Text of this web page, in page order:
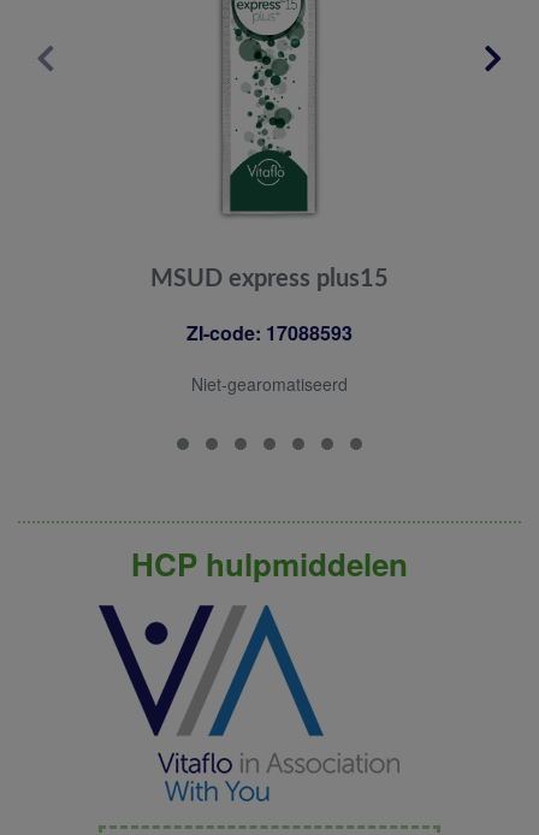
MSUD express plus15
ZI-code: 17088593
Niet-gearomatiseerd
HCP hulpmiddelen